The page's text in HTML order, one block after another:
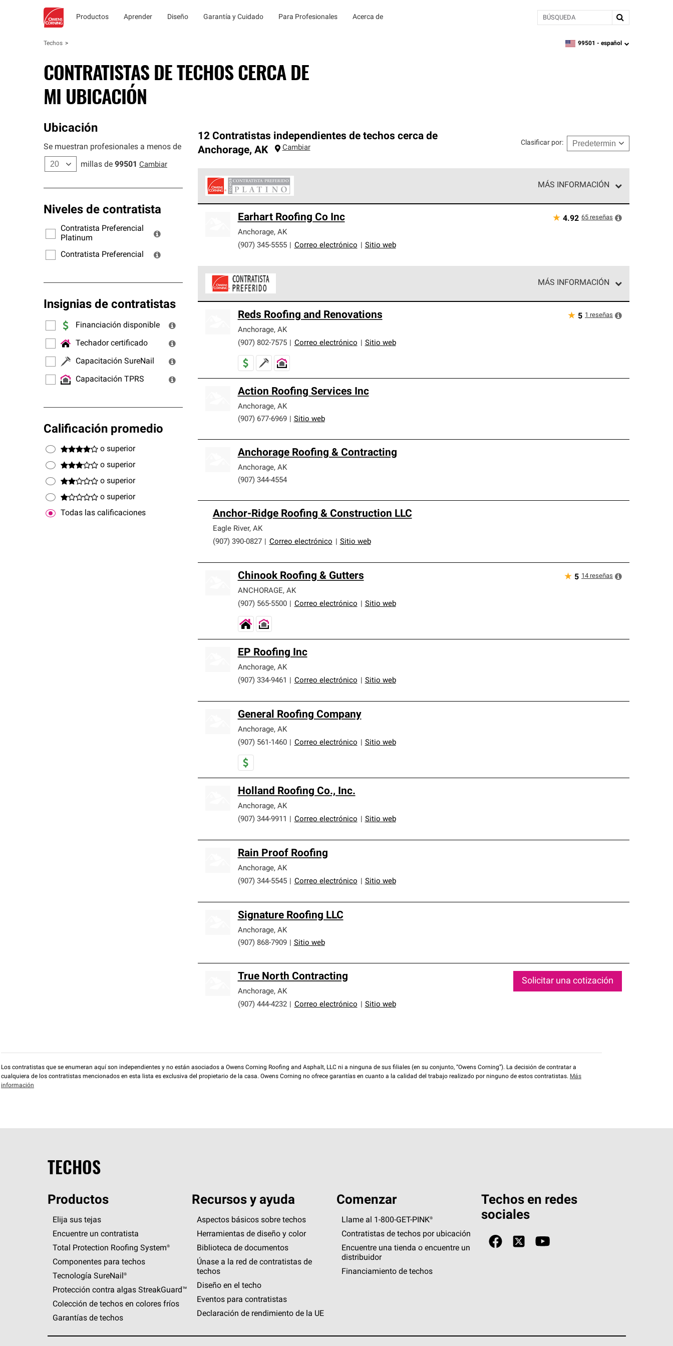
Productos Aprender Diseño Garantía y Cuidado Para Profesionales Acerca de BÚSQUEDA
Techos zipcode, language
99501 - español
CONTRATISTAS DE TECHOS CERCA DE
MI UBICACIÓN
Ubicación
Se muestran profesionales a menos de
millas de 99501 Cambiar
Niveles de contratista
Contratista Preferencial
Platinum
Contratista Preferencial
Insignias de contratistas
Financiación disponible
Techador certificado
Capacitación SureNail
Capacitación TPRS
Calificación promedio
o superior
o superior
o superior
o superior
Todas las calificaciones
12 Contratistas independientes de techos cerca de
Anchorage, AK Cambiar
Clasificar por:
MÁS INFORMACIÓN
cumplen con estándares estrictos de profesionalismo, confiabilidad y destreza incomparable. Solo ellos pueden
ofrecer nuestra mejor garantía de sistemas de techos.
Earhart Roofing Co Inc
Anchorage, AK
(907) 345-5555
Correo electrónico Sitio web
★ 4.92 65 reseñas
MÁS INFORMACIÓN
cumplen con altos estándares y requisitos estrictos de profesionalismo y confiabilidad.
Reds Roofing and Renovations
Anchorage, AK
(907) 802-7575
Correo electrónico Sitio web
★ 5 1 reseñas
Action Roofing Services Inc
Anchorage, AK
(907) 677-6969
Sitio web
Anchorage Roofing & Contracting
Anchorage, AK
(907) 344-4554
Anchor-Ridge Roofing & Construction LLC
Eagle River, AK
(907) 390-0827
Correo electrónico Sitio web
Chinook Roofing & Gutters
ANCHORAGE, AK
(907) 565-5500
Correo electrónico Sitio web
★ 5 14 reseñas
EP Roofing Inc
Anchorage, AK
(907) 334-9461
Correo electrónico Sitio web
General Roofing Company
Anchorage, AK
(907) 561-1460
Correo electrónico Sitio web
Holland Roofing Co., Inc.
Anchorage, AK
(907) 344-9911
Correo electrónico Sitio web
Rain Proof Roofing
Anchorage, AK
(907) 344-5545
Correo electrónico Sitio web
Signature Roofing LLC
Anchorage, AK
(907) 868-7909
Sitio web
True North Contracting
Anchorage, AK
(907) 444-4232
Correo electrónico Sitio web
Solicitar una cotización
Los contratistas que se enumeran aquí son independientes y no están asociados a Owens Corning Roofing and Asphalt, LLC ni a ninguna de sus filiales (en su conjunto, “Owens Corning”). La decisión de contratar a
cualquiera de los contratistas mencionados en esta lista es exclusiva del propietario de la casa. Owens Corning no ofrece garantías en cuanto a la calidad del trabajo realizado por ninguno de estos contratistas. Más
información
TECHOS
Productos
Elija sus tejas
Encuentre un contratista
Total Protection Roofing System®
Componentes para techos
Tecnología SureNail®
Protección contra algas StreakGuard™
Colección de techos en colores fríos
Garantías de techos
Recursos y ayuda
Aspectos básicos sobre techos
Herramientas de diseño y color
Biblioteca de documentos
Únase a la red de contratistas de
techos
Diseño en el techo
Eventos para contratistas
Declaración de rendimiento de la UE
Comenzar
Llame al 1-800-GET-PINK®
Contratistas de techos por ubicación
Encuentre una tienda o encuentre un
distribuidor
Financiamiento de techos
Techos en redes
sociales